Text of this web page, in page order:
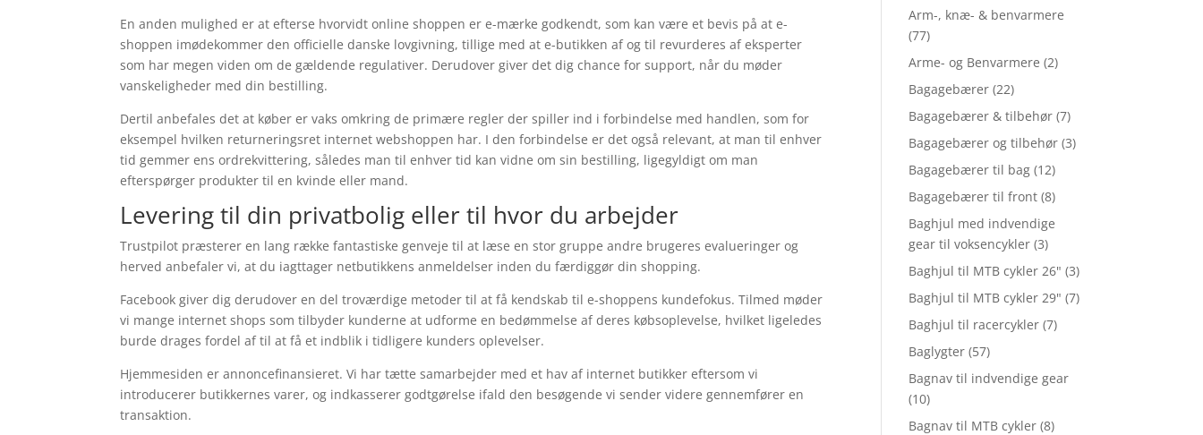
En anden mulighed er at efterse hvorvidt online shoppen er e-mærke godkendt, som kan være et bevis på at e-
shoppen imødekommer den officielle danske lovgivning, tillige med at e-butikken af og til revurderes af eksperter
som har megen viden om de gældende regulativer. Derudover giver det dig chance for support, når du møder
vanskeligheder med din bestilling.
Dertil anbefales det at køber er vaks omkring de primære regler der spiller ind i forbindelse med handlen, som for
eksempel hvilken returneringsret internet webshoppen har. I den forbindelse er det også relevant, at man til enhver
tid gemmer ens ordrekvittering, således man til enhver tid kan vidne om sin bestilling, ligegyldigt om man
efterspørger produkter til en kvinde eller mand.
Levering til din privatbolig eller til hvor du arbejder
Trustpilot præsterer en lang række fantastiske genveje til at læse en stor gruppe andre brugeres evalueringer og
herved anbefaler vi, at du iagttager netbutikkens anmeldelser inden du færdiggør din shopping.
Facebook giver dig derudover en del troværdige metoder til at få kendskab til e-shoppens kundefokus. Tilmed møder
vi mange internet shops som tilbyder kunderne at udforme en bedømmelse af deres købsoplevelse, hvilket ligeledes
burde drages fordel af til at få et indblik i tidligere kunders oplevelser.
Hjemmesiden er annoncefinansieret. Vi har tætte samarbejder med et hav af internet butikker eftersom vi
introducerer butikkernes varer, og indkasserer godtgørelse ifald den besøgende vi sender videre gennemfører en
transaktion.
Arm-, knæ- & benvarmere
(77)
Arme- og Benvarmere (2)
Bagagebærer (22)
Bagagebærer & tilbehør (7)
Bagagebærer og tilbehør (3)
Bagagebærer til bag (12)
Bagagebærer til front (8)
Baghjul med indvendige
gear til voksencykler (3)
Baghjul til MTB cykler 26" (3)
Baghjul til MTB cykler 29" (7)
Baghjul til racercykler (7)
Baglygter (57)
Bagnav til indvendige gear
(10)
Bagnav til MTB cykler (8)